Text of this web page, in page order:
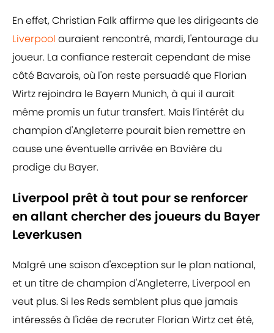
En effet, Christian Falk affirme que les dirigeants de
Liverpool auraient rencontré, mardi, l'entourage du
joueur. La confiance resterait cependant de mise
côté Bavarois, où l'on reste persuadé que Florian
Wirtz rejoindra le Bayern Munich, à qui il aurait
même promis un futur transfert. Mais l’intérêt du
champion d'Angleterre pourait bien remettre en
cause une éventuelle arrivée en Bavière du
prodige du Bayer.
Liverpool prêt à tout pour se renforcer
en allant chercher des joueurs du Bayer
Leverkusen
Malgré une saison d'exception sur le plan national,
et un titre de champion d'Angleterre, Liverpool en
veut plus. Si les Reds semblent plus que jamais
intéressés à l'idée de recruter Florian Wirtz cet été,